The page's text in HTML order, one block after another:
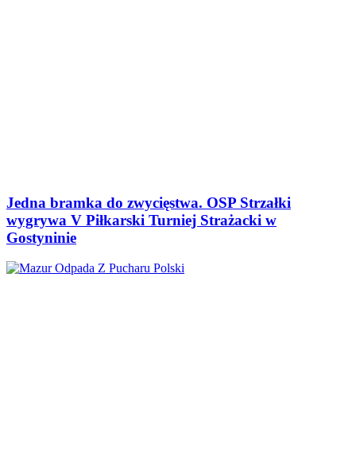
Jedna bramka do zwycięstwa. OSP Strzałki
wygrywa V Piłkarski Turniej Strażacki w
Gostyninie